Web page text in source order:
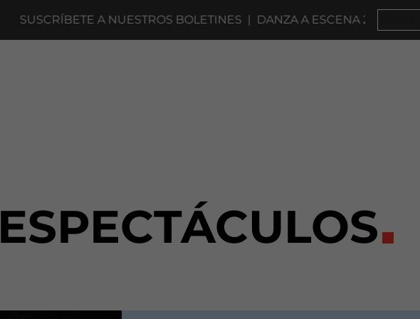
SUSCRÍBETE A NUESTROS BOLETINES|DANZA A ESCENA 2027 ·
ESPECTÁCULOS